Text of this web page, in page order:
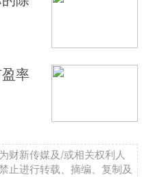
率
财新传媒及/或相关权利人
止进行转载、摘编、复制及